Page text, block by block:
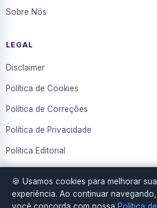
Sobre Nós
LEGAL
Disclaimer
Política de Cookies
Política de Correções
Política de Privacidade
Política Editorial
Transparência
🍪 Usamos cookies para melhorar sua
experiência. Ao continuar navegando,